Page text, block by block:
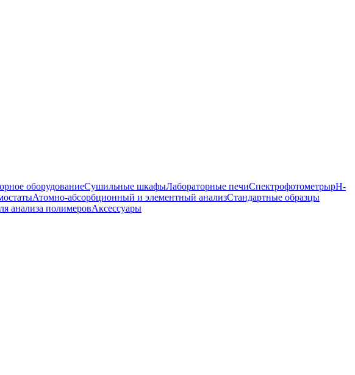
оборудованиеСушильные шкафыЛабораторные печиСпектрофотометрыpH-
Атомно-абсорбционный и элементный анализСтандартные образцы
анализа полимеровАксессуары